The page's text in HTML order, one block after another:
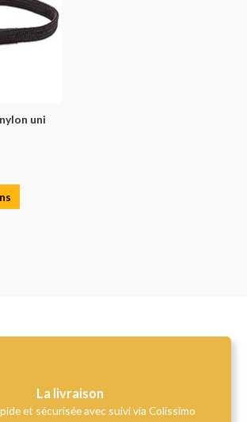
uni
La livraison
et sécurisée avec suivi via Colissimo